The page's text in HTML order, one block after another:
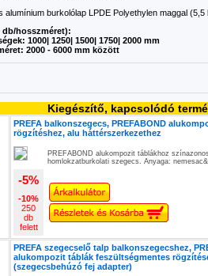
alumínium burkolólap LPDE Polyethylen maggal (5,5
db/hosszméret):
1000| 1250| 1500| 1750| 2000 mm
2000 - 6000 mm között
Kiegészítő, kapcsolódó
PREFA balkonszegecs, PREFABOND
rögzítéshez, alu háttérszerkezethez
PREFABOND alukompozit táblákhoz színazonos
homlokzatburkolati szegecs. Anyaga:
-5%
-10%
250
db
felett
PREFA szegecselő talp balkonszegecshez,
alukompozit táblák feszültségmentes
(szegecsbehúzó fej adapter)